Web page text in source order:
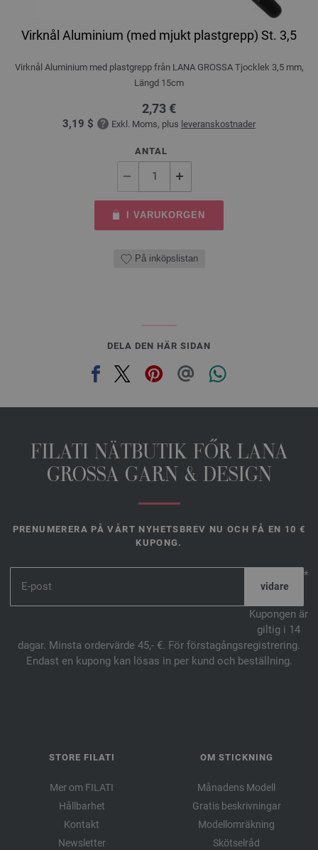
Virknål Aluminium (med mjukt plastgrepp) St. 3,5
Virknål Aluminium med plastgrepp från LANA GROSSA Tjocklek 3,5 mm,
Längd 15cm
2,73 €
3,19 $ Exkl. Moms, plus leveranskostnader
ANTAL
I VARUKORGEN
På inköpslistan
DELA DEN HÄR SIDAN
FILATI NÄTBUTIK FŐR LANA
GROSSA GARN & DESIGN
PRENUMERERA PÅ VÅRT NYHETSBREV NU OCH FÅ EN 10 €
KUPONG.
*
Kupongen är
giltig i 14
dagar. Minsta ordervärde 45,- €. För förstagångsregistrering.
Endast en kupong kan lösas in per kund och beställning.
STORE FILATI
Mer om FILATI
Hållbarhet
Kontakt
Newsletter
OM STICKNING
Månadens Modell
Gratis beskrivningar
Modellomräkning
Skötselråd